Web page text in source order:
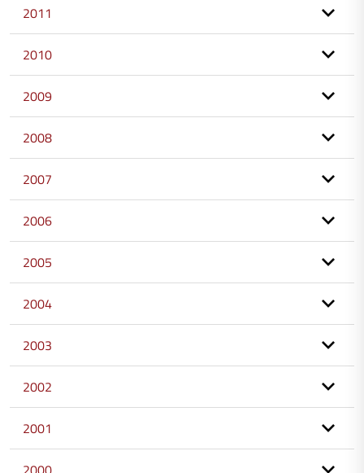
2011
2010
2009
2008
2007
2006
2005
2004
2003
2002
2001